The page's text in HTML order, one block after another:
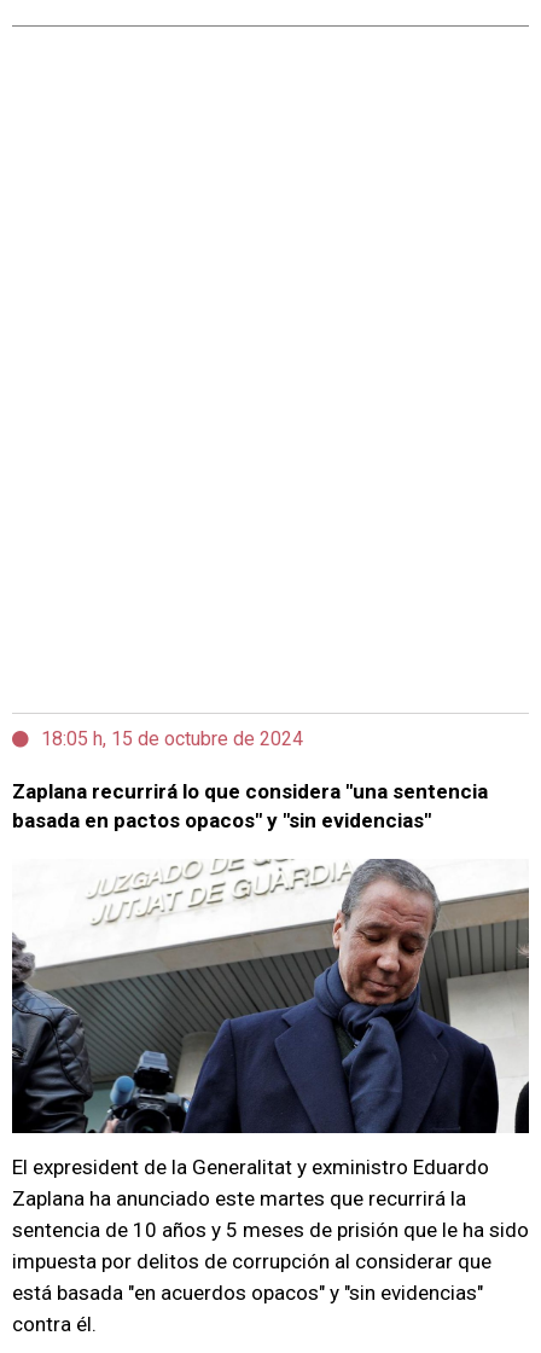
18:05 h, 15 de octubre de 2024
Zaplana recurrirá lo que considera "una sentencia
basada en pactos opacos" y "sin evidencias"
El expresident de la Generalitat y exministro Eduardo
Zaplana ha anunciado este martes que recurrirá la
sentencia de 10 años y 5 meses de prisión que le ha sido
impuesta por delitos de corrupción al considerar que
está basada "en acuerdos opacos" y "sin evidencias"
contra él.